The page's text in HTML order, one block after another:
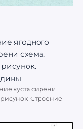
куста сирени
Строение